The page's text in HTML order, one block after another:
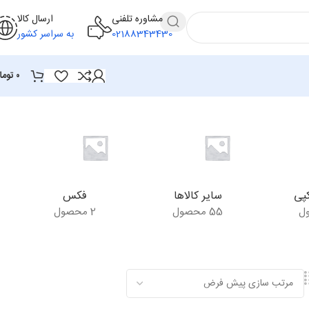
مشاوره تلفنی
02188343430
ارسال کالا
به سراسر کشور
۰
سایر کالاها
55 محصول
فکس
2 محصول